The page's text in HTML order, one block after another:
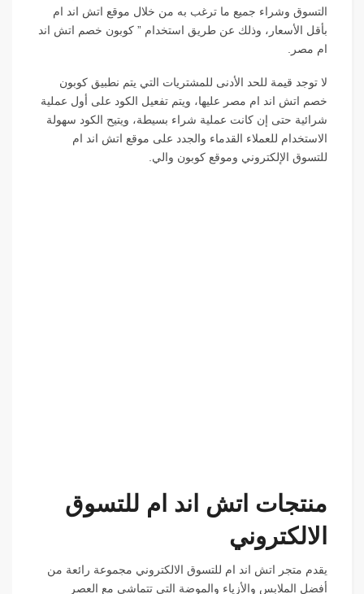
التسوق وشراء جميع ما ترغب به من خلال موقع اتش اند ام
بأقل الأسعار، وذلك عن طريق استخدام ” كوبون خصم اتش اند
ام مصر.
لا توجد قيمة للحد الأدنى للمشتريات التي يتم نطبيق كوبون
خصم اتش اند ام مصر عليها، ويتم تفعيل الكود على أول عملية
شرائية حتى إن كانت عملية شراء بسيطة، ويتيح الكود سهولة
الاستخدام للعملاء القدماء والجدد على موقع اتش اند ام
للتسوق الإلكتروني وموقع كوبون والي.
منتجات اتش اند ام للتسوق
الالكتروني
يقدم متجر اتش اند ام للتسوق الالكتروني مجموعة رائعة من
أفضل الملابس والأزياء والموضة التي تتماشى مع العصر